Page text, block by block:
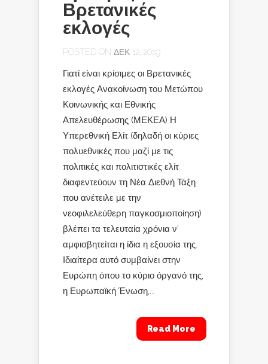
Βρετανικές
εκλογές
POSTED ON ΔΕΚ 12, 2019
Γιατί είναι κρίσιμες οι Βρετανικές
εκλογές Ανακοίνωση του Μετώπου
Κοινωνικής και Εθνικής
Απελευθέρωσης (ΜΕΚΕΑ) Η
Υπερεθνική Ελίτ (δηλαδή οι κύριες
πολυεθνικές που μαζί με τις
πολιτικές και πολιτιστικές ελίτ
διαφεντεύουν τη Νέα Διεθνή Τάξη
που ανέτειλε με την
νεοφιλελεύθερη παγκοσμιοποίηση)
βλέπει τα τελευταία χρόνια ν’
αμφισβητείται η ίδια η εξουσία της.
Ιδιαίτερα αυτό συμβαίνει στην
Ευρώπη όπου το κύριο όργανό της,
η Ευρωπαϊκή Ένωση,...
Read More